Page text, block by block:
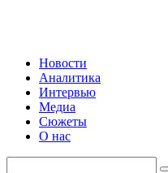
Новости
Аналитика
Интервью
Медиа
Сюжеты
О нас